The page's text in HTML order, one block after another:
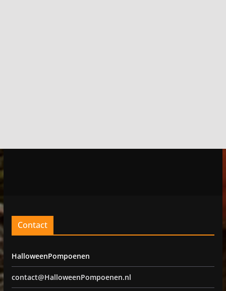
Contact
HalloweenPompoenen
contact@HalloweenPompoenen.nl